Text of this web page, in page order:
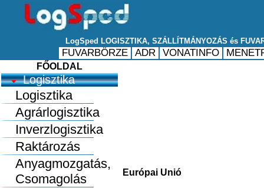
FŐOLDAL
Logisztika
Logisztika
Agrárlogisztika
Inverzlogisztika
Raktározás
Anyagmozgatás,
Csomagolás
Európai Unió